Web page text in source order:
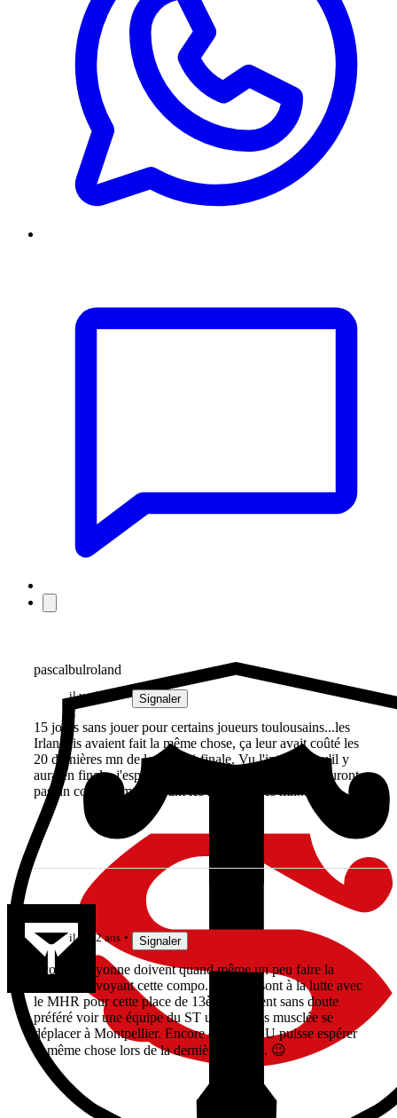
pascalbulroland
il y a 2 ans Signaler
15 jours sans jouer pour certains joueurs toulousains...les
Irlandais avaient fait la même chose, ça leur avait coûté les
20 dernières mn de leur demi-finale. Vu l'intensité qu'il y
aura en finale, j'espère que ces joueurs "protégés" n'auront
pas un coup de mou durant les 20 dernières mn...
il y a 2 ans Signaler
Lyon et Bayonne doivent quand même un peu faire la
tronche en voyant cette compo. Eux qui sont à la lutte avec
le MHR pour cette place de 13ème auraient sans doute
préféré voir une équipe du ST un peu plus musclée se
déplacer à Montpellier. Encore que le LOU puisse espérer
la même chose lors de la dernière journée. 😉